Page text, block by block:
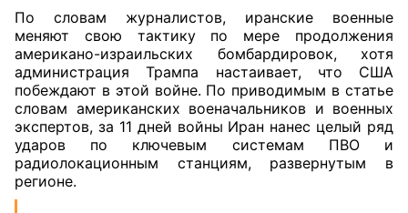
По словам журналистов, иранские военные
меняют свою тактику по мере продолжения
американо-израильских бомбардировок, хотя
администрация Трампа настаивает, что США
побеждают в этой войне. По приводимым в статье
словам американских военачальников и военных
экспертов, за 11 дней войны Иран нанес целый ряд
ударов по ключевым системам ПВО и
радиолокационным станциям, развернутым в
регионе.